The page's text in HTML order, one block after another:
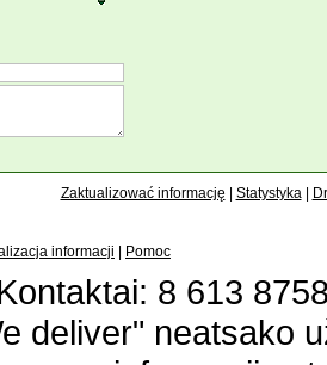
Zaktualizować informację Statystyka|
informacji Pomoc
8 613
deliver" neatsako